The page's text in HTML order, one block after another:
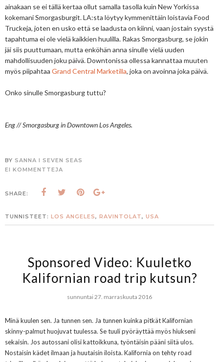
ainakaan se ei tällä kertaa ollut samalla tasolla kuin New Yorkissa
kokemani Smorgasburgit. LA:sta löytyy kymmenittäin loistavia Food
Truckeja, joten en usko että se laadusta on kiinni, vaan jostain syystä
tapahtuma ei ole vielä kaikkien huulilla. Rakas Smorgasburg, se jokin
jäi siis puuttumaan, mutta enköhän anna sinulle vielä uuden
mahdollisuuden joku päivä. Downtonissa ollessa kannattaa muuten
myös piipahtaa Grand Central Marketilla, joka on avoinna joka päivä.
Onko sinulle Smorgasburg tuttu?
Eng // Smorgasburg in Downtown Los Angeles.
BY SANNA I SEVEN SEAS
EI KOMMENTTEJA
SHARE:
TUNNISTEET: LOS ANGELES, RAVINTOLAT, USA
Sponsored Video: Kuuletko
Kalifornian road trip kutsun?
sunnuntai 27. marraskuuta 2016
Minä kuulen sen. Ja tunnen sen. Ja tunnen kuinka pitkät Kalifornian
skinny-palmut huojuvat tuulessa. Se tuuli pyöräyttää myös hiukseni
sekaisin. Jos autossani olisi kattoikkuna, työntäisin pääni siitä ulos.
Nostaisin kädet ilmaan ja huutaisin iloista. Kalifornia on tehty road